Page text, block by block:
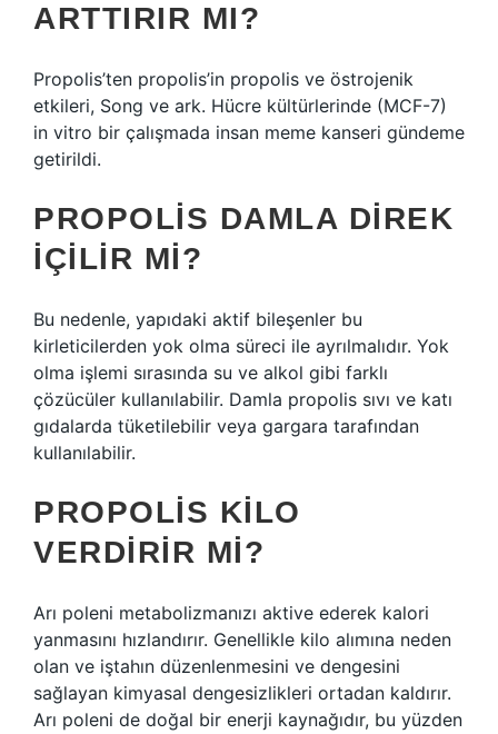
ARTTIRIR MI?
Propolis’ten propolis’in propolis ve östrojenik
etkileri, Song ve ark. Hücre kültürlerinde (MCF-7)
in vitro bir çalışmada insan meme kanseri gündeme
getirildi.
PROPOLIS DAMLA DIREK
IÇILIR MI?
Bu nedenle, yapıdaki aktif bileşenler bu
kirleticilerden yok olma süreci ile ayrılmalıdır. Yok
olma işlemi sırasında su ve alkol gibi farklı
çözücüler kullanılabilir. Damla propolis sıvı ve katı
gıdalarda tüketilebilir veya gargara tarafından
kullanılabilir.
PROPOLIS KILO
VERDIRIR MI?
Arı poleni metabolizmanızı aktive ederek kalori
yanmasını hızlandırır. Genellikle kilo alımına neden
olan ve iştahın düzenlenmesini ve dengesini
sağlayan kimyasal dengesizlikleri ortadan kaldırır.
Arı poleni de doğal bir enerji kaynağıdır, bu yüzden